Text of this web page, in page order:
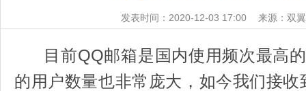
发表时间：2020-12-03 17:00 来源：双
目前QQ邮箱是国内使用频次最高
的用户数量也非常庞大，如今我们接